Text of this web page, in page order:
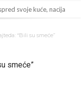
svoje kuće, nacija
Povrijeđeno još 12
“Bili su smeće”
smeće”